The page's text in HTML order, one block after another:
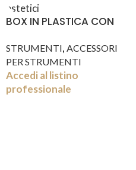
BOX IN PLASTICA CON
STRUMENTI, ACCESSORI
PER STRUMENTI
Accedi al listino
professionale